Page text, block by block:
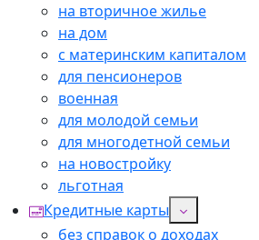
на вторичное жилье
на дом
с материнским капиталом
для пенсионеров
военная
для молодой семьи
для многодетной семьи
на новостройку
льготная
Кредитные карты
без справок о доходах